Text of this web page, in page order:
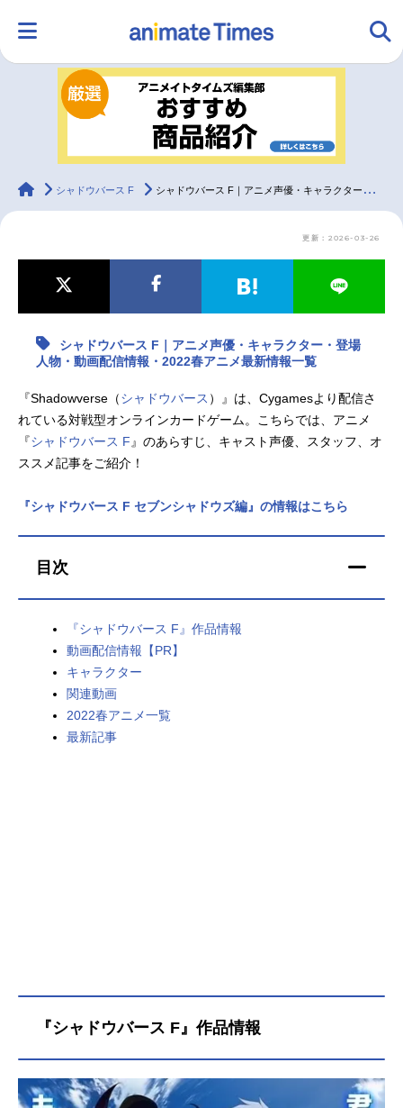
ランキング アニメ
ラジオ みんなの声
最新記事一覧
アニメ記事一覧 声優記事一覧
アニメ映画一覧 実写化映画一覧
今期アニメ曜日別一覧
春アニメ 夏アニメ
FOLLOW US
animateTimes
シャドウバース F シャドウバース F｜アニメ声優・キャラクター・登場人物・動画配信情報・2022春アニメ最新情報一覧
更新：2026-03-26
シャドウバース F｜アニメ声優・キャラクター・登場
人物・動画配信情報・2022春アニメ最新情報一覧
『Shadowverse（シャドウバース ）』は、Cygamesより配信さ
れている対戦型オンラインカードゲーム。こちらでは、アニメ
『シャドウバース F 』のあらすじ、キャスト声優、スタッフ、オ
ススメ記事をご紹介！
『シャドウバース F セブンシャドウズ編』の情報はこちら
目次
『シャドウバース F』作品情報
動画配信情報【PR】
キャラクター
関連動画
2022春アニメ一覧
最新記事
『シャドウバース F』作品情報